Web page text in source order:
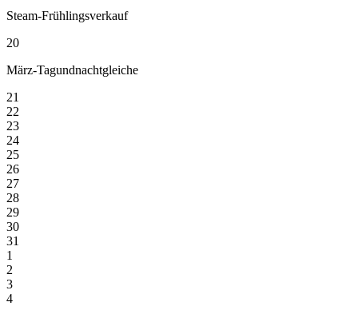
Steam-Frühlingsverkauf
20
März-Tagundnachtgleiche
21
22
23
24
25
26
27
28
29
30
31
1
2
3
4